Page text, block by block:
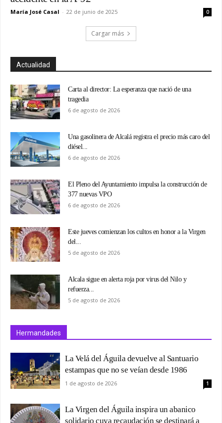
María José Casal - 22 de junio de 2025 0
Cargar más
Actualidad
Carta al director: La esperanza que nació de una
tragedia
6 de agosto de 2026
Una gasolinera de Alcalá registra el precio más caro del
diésel...
6 de agosto de 2026
El Pleno del Ayuntamiento impulsa la construcción de
377 nuevas VPO
6 de agosto de 2026
Este jueves comienzan los cultos en honor a la Virgen
del...
5 de agosto de 2026
Alcala sigue en alerta roja por virus del Nilo y
refuerza...
5 de agosto de 2026
Hermandades
La Velá del Águila devuelve al Santuario
estampas que no se veían desde 1986
1 de agosto de 2026 1
La Virgen del Águila inspira un abanico
solidario cuya recaudación se destinará a